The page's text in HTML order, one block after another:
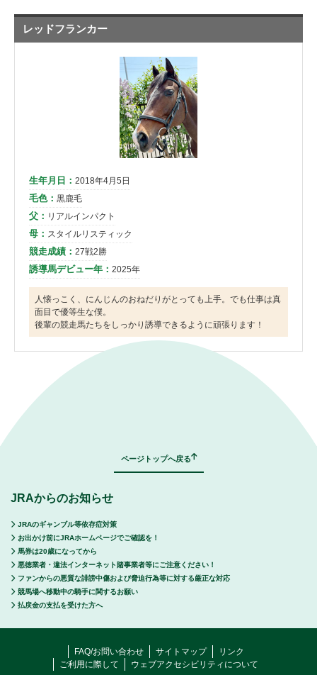
レッドフランカー
生年月日： 2018年4月5日
毛色： 黒鹿毛
父： リアルインパクト
母： スタイルリスティック
競走成績： 27戦2勝
誘導馬デビュー年： 2025年
人懐っこく、にんじんのおねだりがとっても上手。でも仕事は真
面目で優等生な僕。
後輩の競走馬たちをしっかり誘導できるように頑張ります！
ページトップへ戻る
JRAからのお知らせ
JRAのギャンブル等依存症対策
お出かけ前にJRAホームページでご確認を！
馬券は20歳になってから
悪徳業者・違法インターネット賭事業者等にご注意ください！
ファンからの悪質な誹謗中傷および脅迫行為等に対する厳正な対応
競馬場へ移動中の騎手に関するお願い
払戻金の支払を受けた方へ
FAQ/お問い合わせ サイトマップ
リンク
ご利用に際して
ウェブアクセシビリティについて